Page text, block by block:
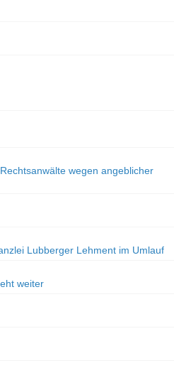
wegen angeblicher
Lubberger Lehment im Umlauf
weiter